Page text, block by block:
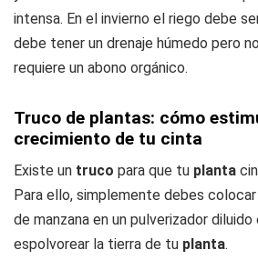
intensa. En el invierno el riego debe
debe tener un drenaje húmedo pero
requiere un abono orgánico.
Truco de plantas: cómo
crecimiento de tu cinta
Existe un truco para que tu planta
Para ello, simplemente debes
de manzana en un pulverizador diluido
espolvorear la tierra de tu planta.